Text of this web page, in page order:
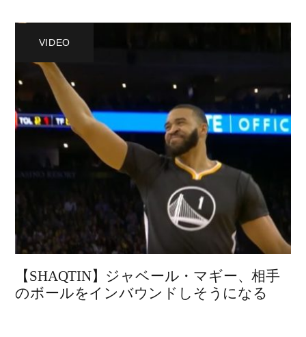
VIDEO
【SHAQTIN】ジャベール・マギー、相手
のボールをインバウンドしそうになる